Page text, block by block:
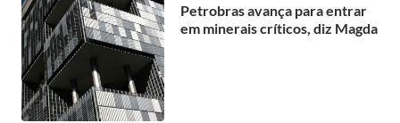
Petrobras avança para entrar
em minerais críticos, diz Magda